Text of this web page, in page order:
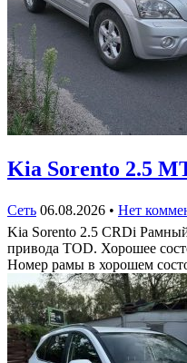
Kia Sorento 2.5
Сеть 06.08.2026 • Нет
Kia Sorento 2.5 CRDi
привода TOD. Хорошее
Номер рамы в хорошем